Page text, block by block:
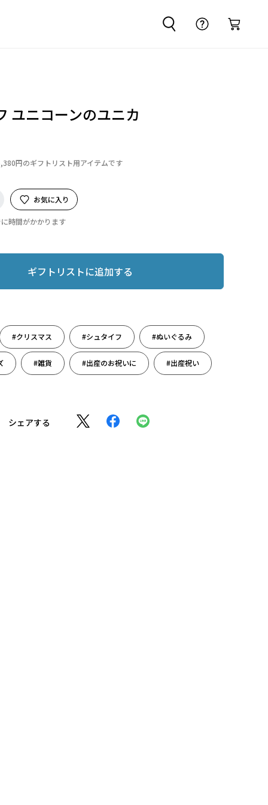
ユニコーンのユニカ
円のギフトリスト用アイテムです
お気に入り
時間がかかります
ギフトリストに追加する
#クリスマス #シュタイフ #ぬいぐるみ
#雑貨 #出産のお祝いに #出産祝い
シェアする